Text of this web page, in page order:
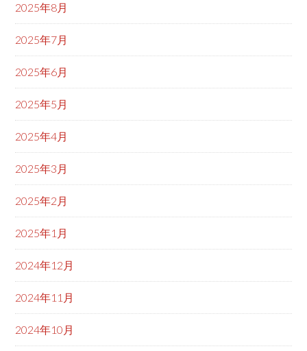
2025年8月
2025年7月
2025年6月
2025年5月
2025年4月
2025年3月
2025年2月
2025年1月
2024年12月
2024年11月
2024年10月